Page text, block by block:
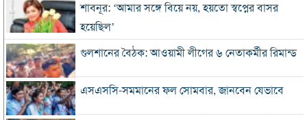
শাবনূর: ‘আমার সঙ্গে বিয়ে নয়, হয়তো স্বপ্নের বাসর
হয়েছিল’
গুলশানের বৈঠক: আওয়ামী লীগের ৬ নেতাকর্মীর রিমান্ড
এসএসসি-সমমানের ফল সোমবার, জানবেন যেভাবে